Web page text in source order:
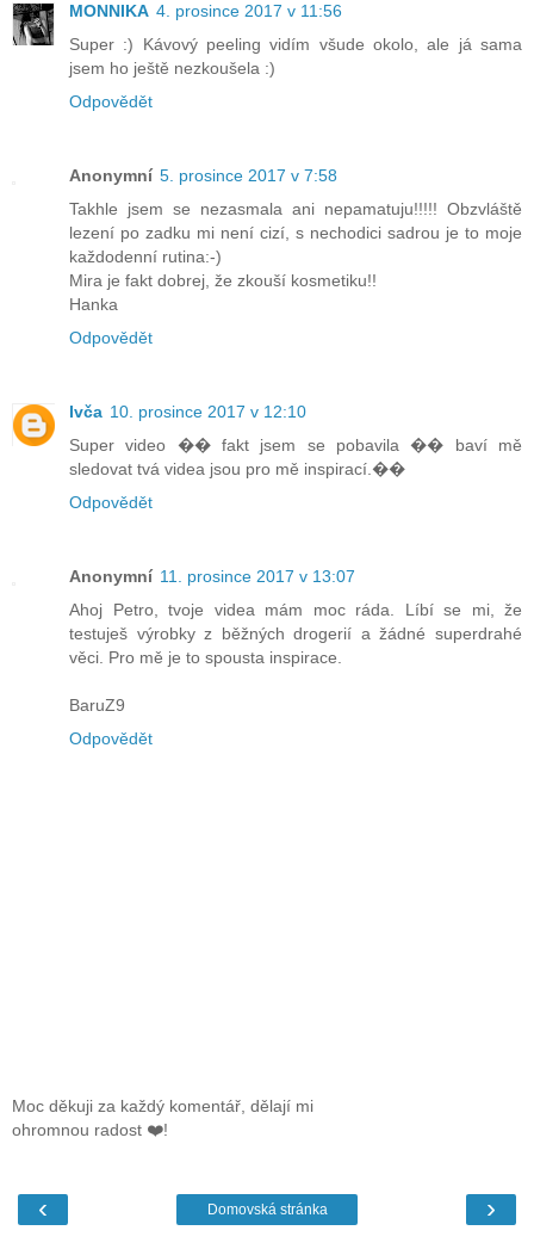
MONNIKA 4. prosince 2017 v 11:56
Super :) Kávový peeling vidím všude okolo, ale já sama
jsem ho ještě nezkoušela :)
Odpovědět
Anonymní 5. prosince 2017 v 7:58
Takhle jsem se nezasmala ani nepamatuju!!!!! Obzvláště
lezení po zadku mi není cizí, s nechodici sadrou je to moje
každodenní rutina:-)
Mira je fakt dobrej, že zkouší kosmetiku!!
Hanka
Odpovědět
Ivča 10. prosince 2017 v 12:10
Super video �� fakt jsem se pobavila �� baví mě
sledovat tvá videa jsou pro mě inspirací.��
Odpovědět
Anonymní 11. prosince 2017 v 13:07
Ahoj Petro, tvoje videa mám moc ráda. Líbí se mi, že
testuješ výrobky z běžných drogerií a žádné superdrahé
věci. Pro mě je to spousta inspirace.
BaruZ9
Odpovědět
Moc děkuji za každý komentář, dělají mi
ohromnou radost ❤️!
‹ ›
Domovská stránka